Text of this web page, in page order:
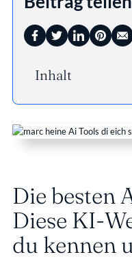
Inhalt
Die besten
Diese KI-
du kennen